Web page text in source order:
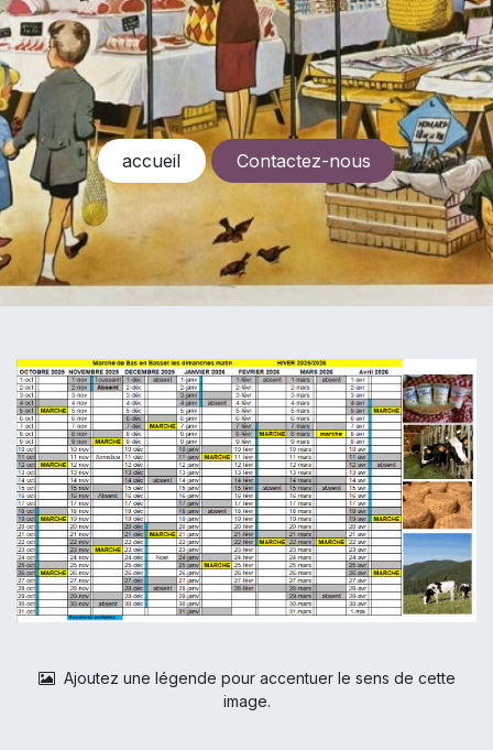
accueil Contactez-nous
Ajoutez une légende pour accentuer le sens de cette
image.